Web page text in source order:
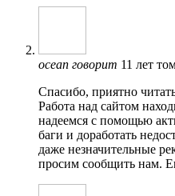
ocean говорит 11 лет
Спасибо, приятно
Работа над сайтом
надеемся с помощью
баги и доработать
даже незначительные
просим сообщить нам.